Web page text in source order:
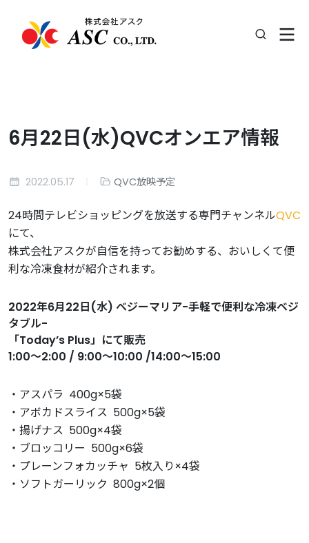
6月22日(水)QVCオンエア情報
2022.05.17 QVC放映予定
24時間テレビショッピングを放送する専門チャンネルQVC
にて、
株式会社アスクが自信を持ってお勧めする、おいしくて便
利な冷凍食材が紹介されます。
2022年6月22日(水) ベジーマリア-手軽で便利な冷凍ベジ
タブル-
「Today’s Plus」にて販売
1:00～2:00 / 9:00～10:00 /14:00～15:00
・アスパラ 400g×5袋
・アボカドスライス 500g×5袋
・揚げナス 500g×4袋
・ブロッコリー 500g×6袋
・プレーンフォカッチャ 5枚入り×4袋
・ソフトガーリック 800g×2個